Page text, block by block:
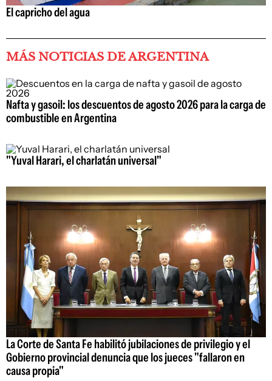
El capricho del agua
MÁS NOTICIAS DE ARGENTINA
Nafta y gasoil: los descuentos de agosto 2026 para la carga de
combustible en Argentina
"Yuval Harari, el charlatán universal"
La Corte de Santa Fe habilitó jubilaciones de privilegio y el
Gobierno provincial denuncia que los jueces "fallaron en
causa propia"